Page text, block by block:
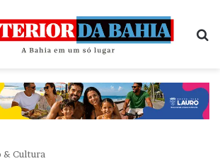
& Cultura